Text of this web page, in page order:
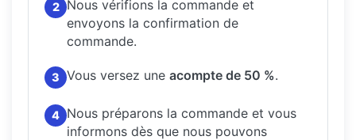
2
Nous vérifions la commande et
envoyons la confirmation de
commande.
3 Vous versez une acompte de 50 %.
4 Nous préparons la commande et vous
informons dès que nous pouvons